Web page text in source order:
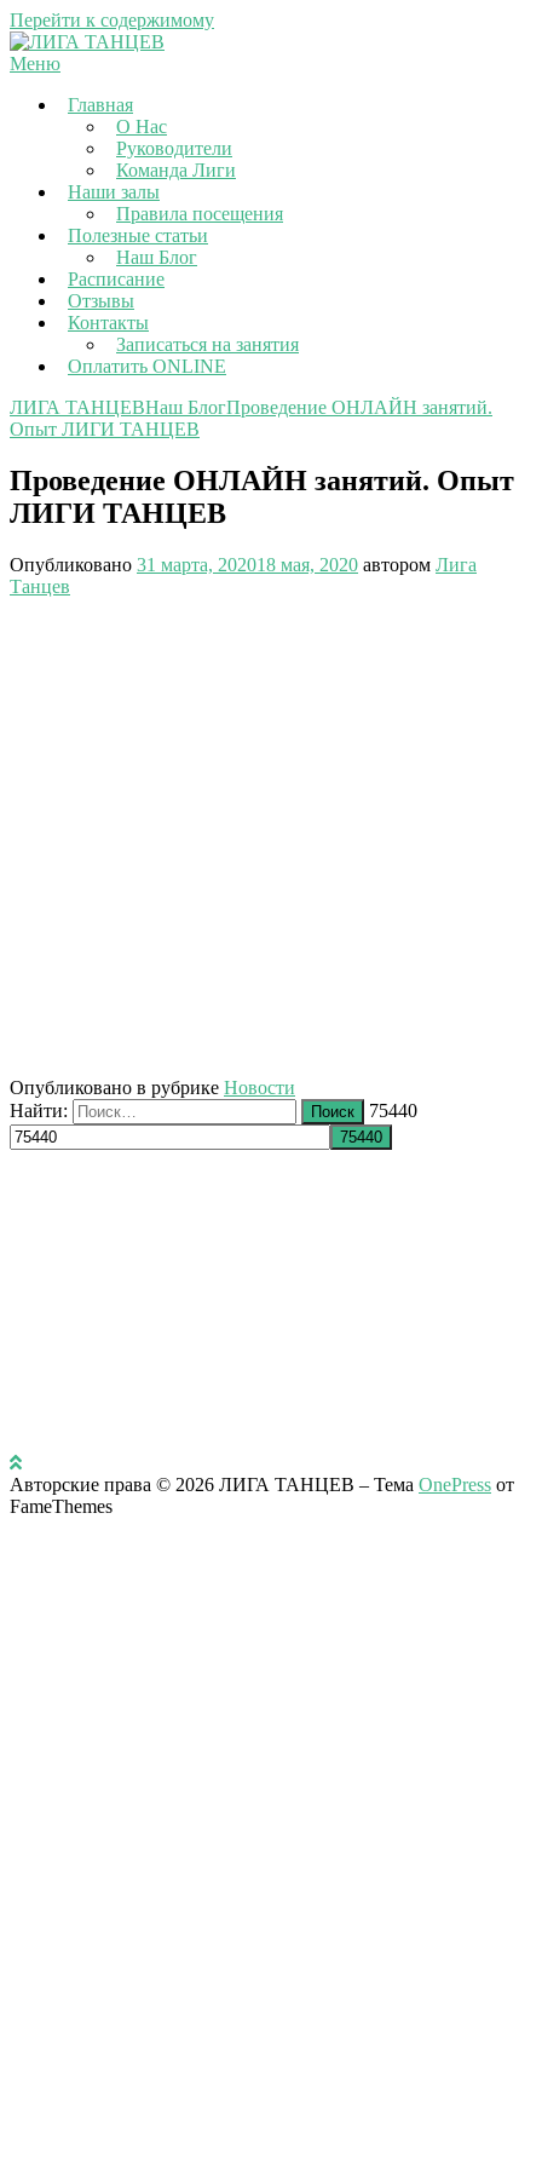
Перейти к содержимому
Меню
Главная
О Нас
Руководители
Команда Лиги
Наши залы
Правила посещения
Полезные статьи
Наш Блог
Расписание
Отзывы
Контакты
Записаться на занятия
Оплатить ONLINE
ЛИГА ТАНЦЕВНаш БлогПроведение ОНЛАЙН занятий.
Опыт ЛИГИ ТАНЦЕВ
Проведение ОНЛАЙН занятий. Опыт
ЛИГИ ТАНЦЕВ
Опубликовано 31 марта, 202018 мая, 2020 автором Лига
Танцев
Опубликовано в рубрике Новости
Найти:
75440
Авторские права © 2026 ЛИГА ТАНЦЕВ – Тема OnePress от
FameThemes